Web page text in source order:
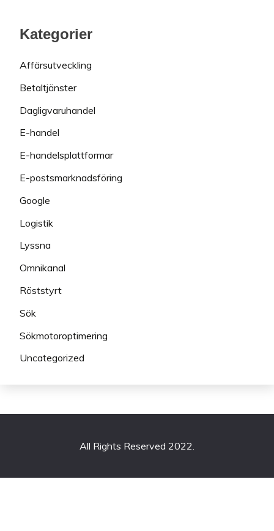
Kategorier
Affärsutveckling
Betaltjänster
Dagligvaruhandel
E-handel
E-handelsplattformar
E-postsmarknadsföring
Google
Logistik
Lyssna
Omnikanal
Röststyrt
Sök
Sökmotoroptimering
Uncategorized
All Rights Reserved 2022.